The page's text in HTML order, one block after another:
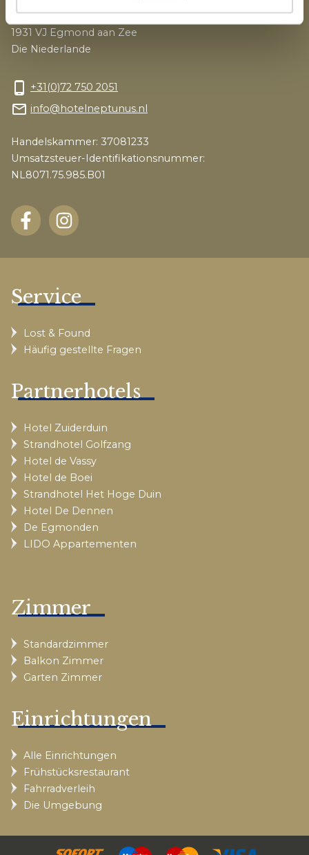
Zeeweg 42
1931 VJ Egmond aan Zee
Die Niederlande
phone_android +31(0)72 750 2051
mail_outline info@hotelneptunus.nl
Handelskammer: 37081233
Umsatzsteuer-Identifikationsnummer:
NL8071.75.985.B01
Service
Lost & Found
Häufig gestellte Fragen
Partnerhotels
Hotel Zuiderduin
Strandhotel Golfzang
Hotel de Vassy
Hotel de Boei
Strandhotel Het Hoge Duin
Hotel De Dennen
De Egmonden
LIDO Appartementen
Zimmer
Standardzimmer
Balkon Zimmer
Garten Zimmer
Einrichtungen
Alle Einrichtungen
Frühstücksrestaurant
Fahrradverleih
Die Umgebung